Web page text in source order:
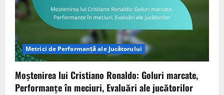
cheie,
driblinguri,
impactul
jucătorului
Metrici de Performanță ale Jucătorului
Moștenirea lui Cristiano Ronaldo: Goluri marcate,
Performanțe în meciuri, Evaluări ale jucătorilor